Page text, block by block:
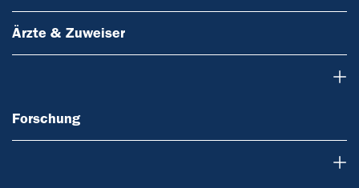
Ärzte & Zuweiser
Forschung